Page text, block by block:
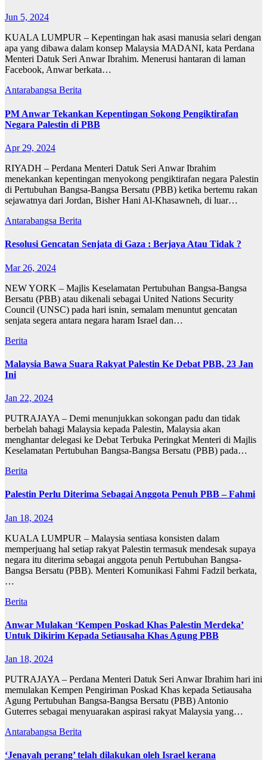
Jun 5, 2024
KUALA LUMPUR – Kepentingan hak asasi manusia selari dengan
apa yang dibawa dalam konsep Malaysia MADANI, kata Perdana
Menteri Datuk Seri Anwar Ibrahim. Menerusi hantaran di laman
Facebook, Anwar berkata…
Antarabangsa Berita
PM Anwar Tekankan Kepentingan Sokong Pengiktirafan
Negara Palestin di PBB
Apr 29, 2024
RIYADH – Perdana Menteri Datuk Seri Anwar Ibrahim
menekankan kepentingan menyokong pengiktirafan negara Palestin
di Pertubuhan Bangsa-Bangsa Bersatu (PBB) ketika bertemu rakan
sejawatnya dari Jordan, Bisher Hani Al-Khasawneh, di luar…
Antarabangsa Berita
Resolusi Gencatan Senjata di Gaza : Berjaya Atau Tidak ?
Mar 26, 2024
NEW YORK – Majlis Keselamatan Pertubuhan Bangsa-Bangsa
Bersatu (PBB) atau dikenali sebagai United Nations Security
Council (UNSC) pada hari isnin, semalam menuntut gencatan
senjata segera antara negara haram Israel dan…
Berita
Malaysia Bawa Suara Rakyat Palestin Ke Debat PBB, 23 Jan
Ini
Jan 22, 2024
PUTRAJAYA – Demi menunjukkan sokongan padu dan tidak
berbelah bahagi Malaysia kepada Palestin, Malaysia akan
menghantar delegasi ke Debat Terbuka Peringkat Menteri di Majlis
Keselamatan Pertubuhan Bangsa-Bangsa Bersatu (PBB) pada…
Berita
Palestin Perlu Diterima Sebagai Anggota Penuh PBB – Fahmi
Jan 18, 2024
KUALA LUMPUR – Malaysia sentiasa konsisten dalam
memperjuang hal setiap rakyat Palestin termasuk mendesak supaya
negara itu diterima sebagai anggota penuh Pertubuhan Bangsa-
Bangsa Bersatu (PBB). Menteri Komunikasi Fahmi Fadzil berkata,
…
Berita
Anwar Mulakan ‘Kempen Poskad Khas Palestin Merdeka’
Untuk Dikirim Kepada Setiausaha Khas Agung PBB
Jan 18, 2024
PUTRAJAYA – Perdana Menteri Datuk Seri Anwar Ibrahim hari ini
memulakan Kempen Pengiriman Poskad Khas kepada Setiausaha
Agung Pertubuhan Bangsa-Bangsa Bersatu (PBB) Antonio
Guterres sebagai menyuarakan aspirasi rakyat Malaysia yang…
Antarabangsa Berita
‘Jenayah perang’ telah dilakukan oleh Israel kerana